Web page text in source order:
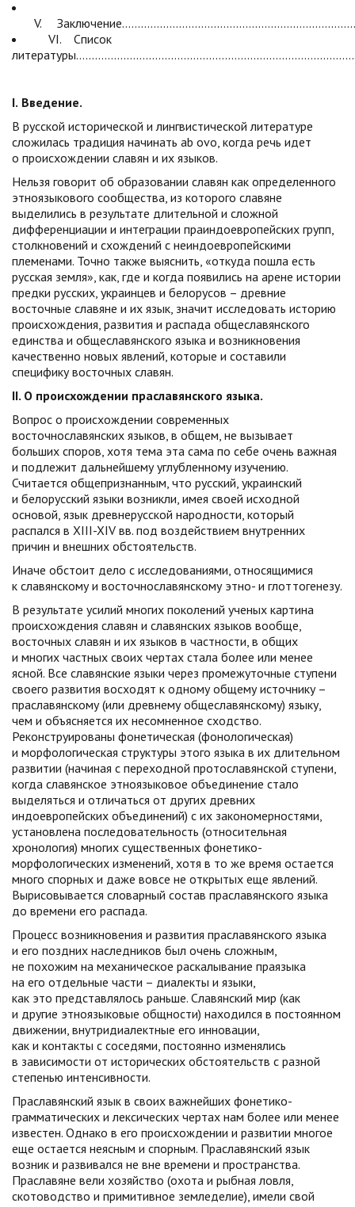
V.
VI. Список
I. Введение.
В русской исторической и лингвистической литературе
сложилась традиция начинать ab ovo, когда речь идет
о происхождении славян и их языков.
Нельзя говорит об образовании славян как определенного
этноязыкового сообщества, из которого славяне
выделились в результате длительной и сложной
дифференциации и интеграции праиндоевропейских групп,
столкновений и схождений с неиндоевропейскими
племенами. Точно также выяснить, «откуда пошла есть
русская земля», как, где и когда появились на арене истории
предки русских, украинцев и белорусов – древние
восточные славяне и их язык, значит исследовать историю
происхождения, развития и распада общеславянского
единства и общеславянского языка и возникновения
качественно новых явлений, которые и составили
специфику восточных славян.
II. О происхождении праславянского языка.
Вопрос о происхождении современных
восточнославянских языков, в общем, не вызывает
больших споров, хотя тема эта сама по себе очень важная
и подлежит дальнейшему углубленному изучению.
Считается общепризнанным, что русский, украинский
и белорусский языки возникли, имея своей исходной
основой, язык древнерусской народности, который
распался в XIII-XIV вв. под воздействием внутренних
причин и внешних обстоятельств.
Иначе обстоит дело с исследованиями, относящимися
к славянскому и восточнославянскому этно- и глоттогенезу.
В результате усилий многих поколений ученых картина
происхождения славян и славянских языков вообще,
восточных славян и их языков в частности, в общих
и многих частных своих чертах стала более или менее
ясной. Все славянские языки через промежуточные ступени
своего развития восходят к одному общему источнику –
праславянскому (или древнему общеславянскому) языку,
чем и объясняется их несомненное сходство.
Реконструированы фонетическая (фонологическая)
и морфологическая структуры этого языка в их длительном
развитии (начиная с переходной протославянской ступени,
когда славянское этноязыковое объединение стало
выделяться и отличаться от других древних
индоевропейских объединений) с их закономерностями,
установлена последовательность (относительная
хронология) многих существенных фонетико-
морфологических изменений, хотя в то же время остается
много спорных и даже вовсе не открытых еще явлений.
Вырисовывается словарный состав праславянского языка
до времени его распада.
Процесс возникновения и развития праславянского языка
и его поздних наследников был очень сложным,
не похожим на механическое раскалывание праязыка
на его отдельные части – диалекты и языки,
как это представлялось раньше. Славянский мир (как
и другие этноязыковые общности) находился в постоянном
движении, внутридиалектные его инновации,
как и контакты с соседями, постоянно изменялись
в зависимости от исторических обстоятельств с разной
степенью интенсивности.
Праславянский язык в своих важнейших фонетико-
грамматических и лексических чертах нам более или менее
известен. Однако в его происхождении и развитии многое
еще остается неясным и спорным. Праславянский язык
возник и развивался не вне времени и пространства.
Праславяне вели хозяйство (охота и рыбная ловля,
скотоводство и примитивное земледелие), имели свой